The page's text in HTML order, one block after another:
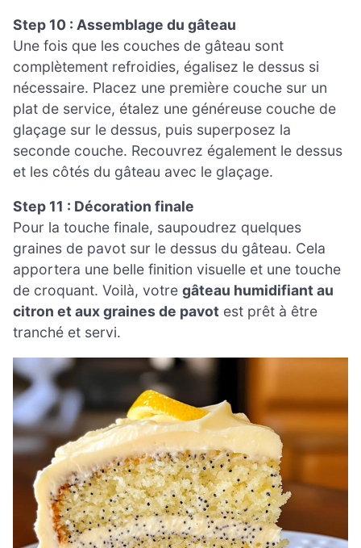
Step 10 : Assemblage du gâteau
Une fois que les couches de gâteau sont
complètement refroidies, égalisez le dessus si
nécessaire. Placez une première couche sur un
plat de service, étalez une généreuse couche de
glaçage sur le dessus, puis superposez la
seconde couche. Recouvrez également le dessus
et les côtés du gâteau avec le glaçage.
Step 11 : Décoration finale
Pour la touche finale, saupoudrez quelques
graines de pavot sur le dessus du gâteau. Cela
apportera une belle finition visuelle et une touche
de croquant. Voilà, votre gâteau humidifiant au
citron et aux graines de pavot est prêt à être
tranché et servi.